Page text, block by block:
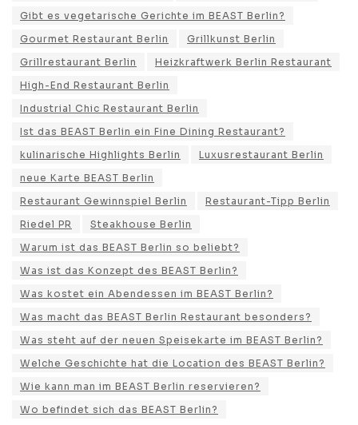
Gibt es vegetarische Gerichte im BEAST Berlin?
Gourmet Restaurant Berlin
Grillkunst Berlin
Grillrestaurant Berlin
Heizkraftwerk Berlin Restaurant
High-End Restaurant Berlin
Industrial Chic Restaurant Berlin
Ist das BEAST Berlin ein Fine Dining Restaurant?
kulinarische Highlights Berlin
Luxusrestaurant Berlin
neue Karte BEAST Berlin
Restaurant Gewinnspiel Berlin
Restaurant-Tipp Berlin
Riedel PR
Steakhouse Berlin
Warum ist das BEAST Berlin so beliebt?
Was ist das Konzept des BEAST Berlin?
Was kostet ein Abendessen im BEAST Berlin?
Was macht das BEAST Berlin Restaurant besonders?
Was steht auf der neuen Speisekarte im BEAST Berlin?
Welche Geschichte hat die Location des BEAST Berlin?
Wie kann man im BEAST Berlin reservieren?
Wo befindet sich das BEAST Berlin?